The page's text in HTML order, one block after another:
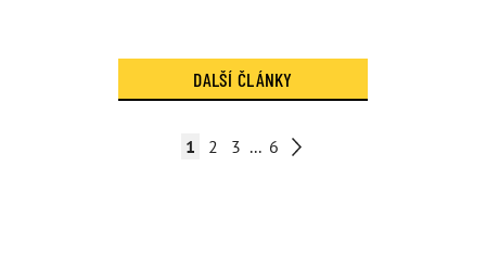
DALŠÍ ČLÁNKY
1 2 3 ... 6